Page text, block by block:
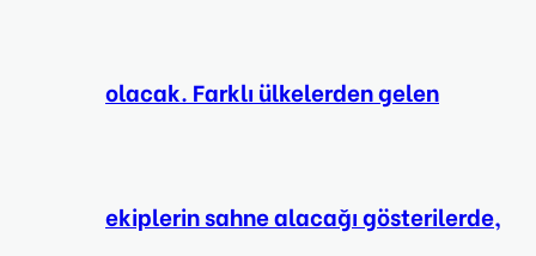
olacak. Farklı ülkelerden gelen
ekiplerin sahne alacağı gösterilerde,